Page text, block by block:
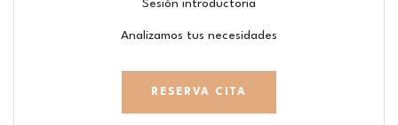
Sesión introductoria
Analizamos tus necesidades
RESERVA CITA